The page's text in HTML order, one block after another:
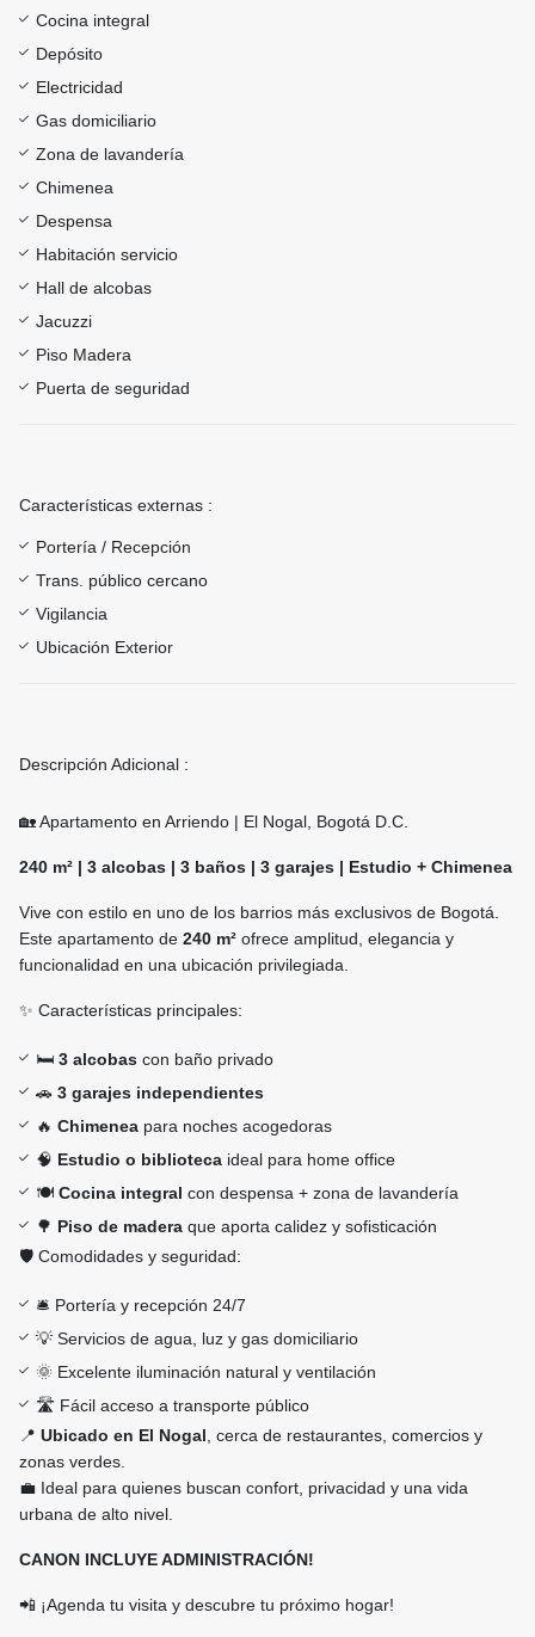
Cocina integral
Depósito
Electricidad
Gas domiciliario
Zona de lavandería
Chimenea
Despensa
Habitación servicio
Hall de alcobas
Jacuzzi
Piso Madera
Puerta de seguridad
Características externas :
Portería / Recepción
Trans. público cercano
Vigilancia
Ubicación Exterior
Descripción Adicional :
🏡 Apartamento en Arriendo | El Nogal, Bogotá D.C.
240 m² | 3 alcobas | 3 baños | 3 garajes | Estudio + Chimenea
Vive con estilo en uno de los barrios más exclusivos de Bogotá.
Este apartamento de 240 m² ofrece amplitud, elegancia y
funcionalidad en una ubicación privilegiada.
✨ Características principales:
🛏️ 3 alcobas con baño privado
🚗 3 garajes independientes
🔥 Chimenea para noches acogedoras
🧠 Estudio o biblioteca ideal para home office
🍽️ Cocina integral con despensa + zona de lavandería
🌳 Piso de madera que aporta calidez y sofisticación
🛡️ Comodidades y seguridad:
🛎️ Portería y recepción 24/7
💡 Servicios de agua, luz y gas domiciliario
🌞 Excelente iluminación natural y ventilación
🛣️ Fácil acceso a transporte público
📍 Ubicado en El Nogal , cerca de restaurantes, comercios y
zonas verdes.
💼 Ideal para quienes buscan confort, privacidad y una vida
urbana de alto nivel.
CANON INCLUYE ADMINISTRACIÓN!
📲 ¡Agenda tu visita y descubre tu próximo hogar!